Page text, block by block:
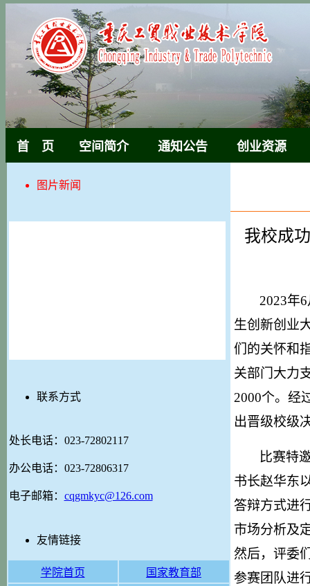
首 页 空间简介 通知公告 创业资源
图片新闻
联系方式
处长电话：023-72802117
办公电话：023-72806317
电子邮箱： cqgmkyc@126.com
友情链接
学院首页
国家教育部
我校成
2023年6
生创新创业
们的关怀和
关部门大力
2000个。经
出晋级校级
比赛特
书长赵华东
答辩方式进
市场分析及
然后，评委
参赛团队进